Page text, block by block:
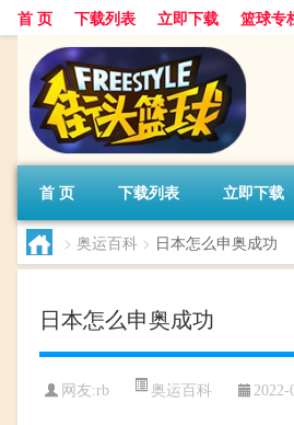
首 页 下载列表 立即下载 篮球专
首 页 下载列表 立即下载
> 奥运百科 > 日本怎么申奥成功
日本怎么申奥成功
网友:rb 奥运百科 2022-